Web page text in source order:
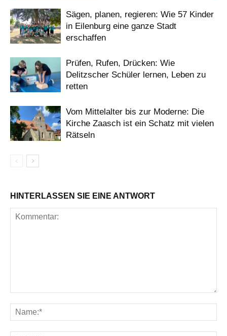
Sägen, planen, regieren: Wie 57 Kinder
in Eilenburg eine ganze Stadt
erschaffen
Prüfen, Rufen, Drücken: Wie
Delitzscher Schüler lernen, Leben zu
retten
Vom Mittelalter bis zur Moderne: Die
Kirche Zaasch ist ein Schatz mit vielen
Rätseln
HINTERLASSEN SIE EINE ANTWORT